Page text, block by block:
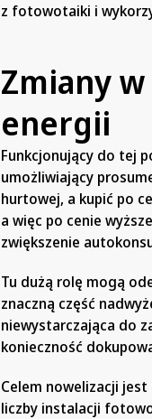
z fotowotaiki i
Zmiany
energii
Funkcjonujący do tej
umożliwiający
hurtowej, a kupić po
a więc po cenie
zwiększenie
Tu dużą rolę mogą
znaczną część
niewystarczająca do
konieczność
Celem nowelizacji
liczby instalacji